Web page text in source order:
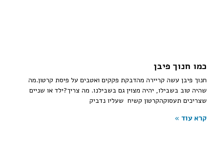
כמו חנוך פיבן
חנוך פיבן עשה קריירה מהדבקת פקקים ואטבים על פיסת קרטון.מה
שהיה טוב בשבילו, יהיה מצוין גם בשבילנו. מה צריך?ילד או שניים
שצריכים תעסוקהקרטון קשיח שעליו נדביק
קרא עוד »